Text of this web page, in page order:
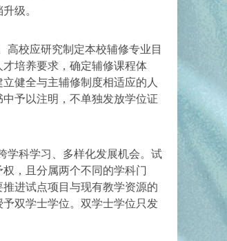
级。
校应研究制定本校辅修专业目
培养要求，确定辅修课程体
健全与主辅修制度相适应的人
予以注明，不单独发放学位证
科学习、多样化发展机会。试
，且分属两个不同的学科门
进试点项目与现有教学资源的
双学士学位。双学士学位只发